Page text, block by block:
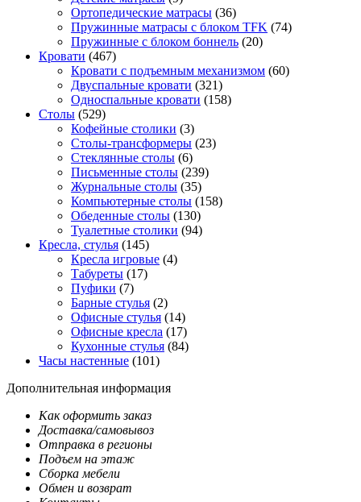
Ортопедические матрасы (36)
Пружинные матрасы с блоком TFK (74)
Пружинные с блоком боннель (20)
Кровати (467)
Кровати с подъемным механизмом (60)
Двуспальные кровати (321)
Односпальные кровати (158)
Столы (529)
Кофейные столики (3)
Столы-трансформеры (23)
Стеклянные столы (6)
Письменные столы (239)
Журнальные столы (35)
Компьютерные столы (158)
Обеденные столы (130)
Туалетные столики (94)
Кресла, стулья (145)
Кресла игровые (4)
Табуреты (17)
Пуфики (7)
Барные стулья (2)
Офисные стулья (14)
Офисные кресла (17)
Кухонные стулья (84)
Часы настенные (101)
Дополнительная информация
Как оформить заказ
Доставка/самовывоз
Отправка в регионы
Подъем на этаж
Сборка мебели
Обмен и возврат